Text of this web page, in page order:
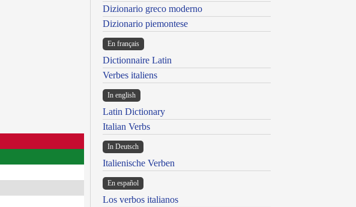
Dizionario greco moderno
Dizionario piemontese
En français
Dictionnaire Latin
Verbes italiens
In english
Latin Dictionary
Italian Verbs
In Deutsch
Italienische Verben
En español
Los verbos italianos